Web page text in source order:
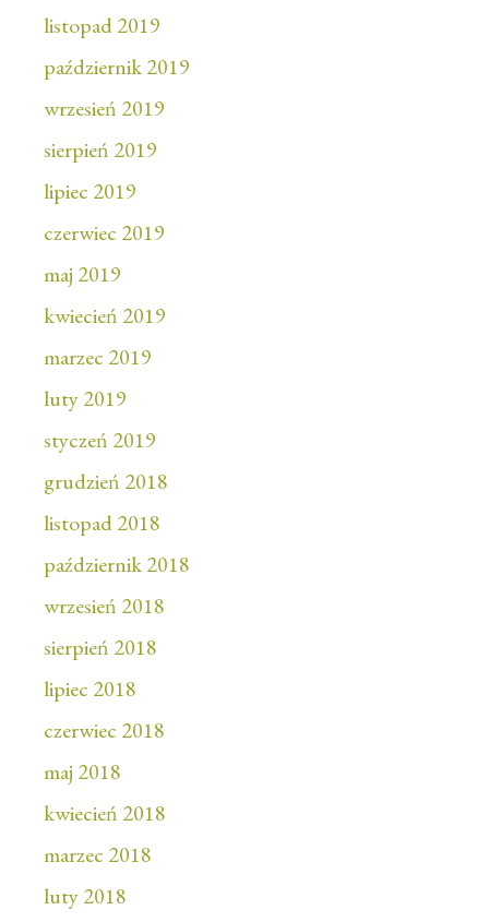
listopad 2019
październik 2019
wrzesień 2019
sierpień 2019
lipiec 2019
czerwiec 2019
maj 2019
kwiecień 2019
marzec 2019
luty 2019
styczeń 2019
grudzień 2018
listopad 2018
październik 2018
wrzesień 2018
sierpień 2018
lipiec 2018
czerwiec 2018
maj 2018
kwiecień 2018
marzec 2018
luty 2018